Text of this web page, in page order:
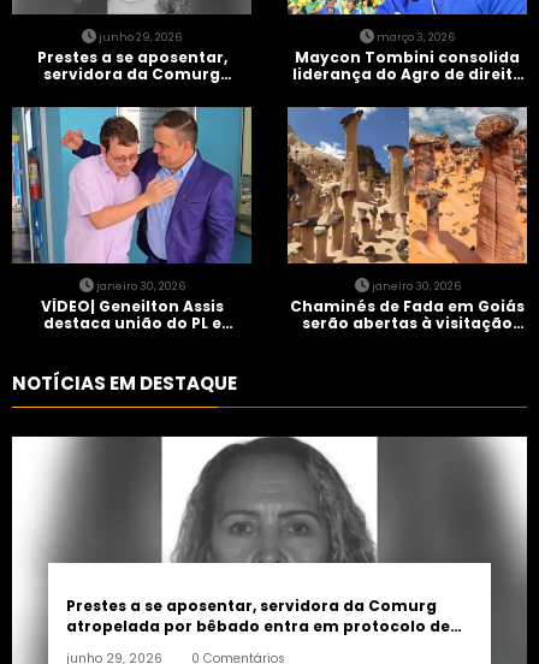
junho 29, 2026
Prestes a se aposentar,
servidora da Comurg
entra em protocolo de
morte encefálica
março 3, 2026
Maycon Tombini consolida
liderança do Agro de direita
Brasil” em Goiânia
janeiro 30, 2026
VÍDEO| Geneilton Assis
destaca união do PL e
janeiro 30, 2026
Chaminés de Fada em Goiás
serão abertas à visitação
NOTÍCIAS EM DESTAQUE
Prestes a se aposentar, servidora da Comurg
atropelada por bêbado entra em protocolo de
junho 29, 2026 0 Comentários